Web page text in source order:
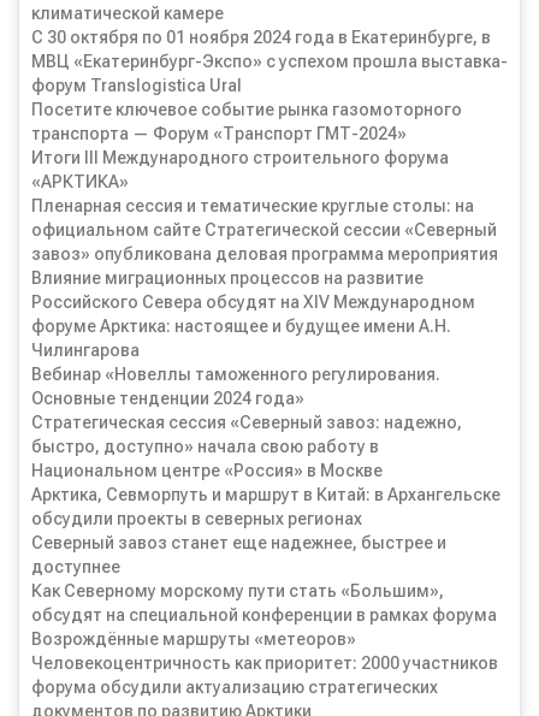
климатической камере
С 30 октября по 01 ноября 2024 года в Екатеринбурге, в
МВЦ «Екатеринбург-Экспо» с успехом прошла выставка-
форум Translogistica Ural
Посетите ключевое событие рынка газомоторного
транспорта — Форум «Транспорт ГМТ-2024»
Итоги III Международного строительного форума
«АРКТИКА»
Пленарная сессия и тематические круглые столы: на
официальном сайте Стратегической сессии «Северный
завоз» опубликована деловая программа мероприятия
Влияние миграционных процессов на развитие
Российского Севера обсудят на XIV Международном
форуме Арктика: настоящее и будущее имени А.Н.
Чилингарова
Вебинар «Новеллы таможенного регулирования.
Основные тенденции 2024 года»
Стратегическая сессия «Северный завоз: надежно,
быстро, доступно» начала свою работу в
Национальном центре «Россия» в Москве
Арктика, Севморпуть и маршрут в Китай: в Архангельске
обсудили проекты в северных регионах
Северный завоз станет еще надежнее, быстрее и
доступнее
Как Северному морскому пути стать «Большим»,
обсудят на специальной конференции в рамках форума
Возрождённые маршруты «метеоров»
Человекоцентричность как приоритет: 2000 участников
форума обсудили актуализацию стратегических
документов по развитию Арктики